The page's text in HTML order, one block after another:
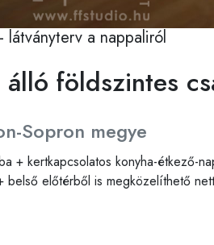
a nappaliról
földszintes
Sopron megye
+ kertkapcsolatos konyha-étkező-
belső előtérből is megközelíthető